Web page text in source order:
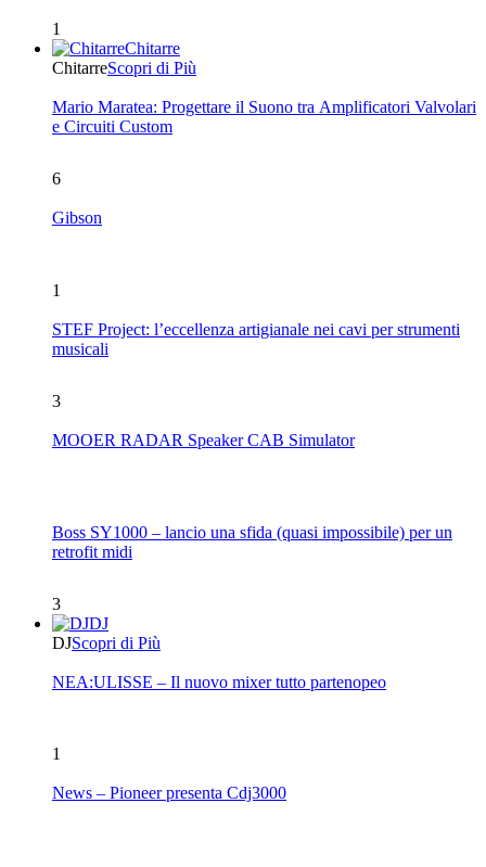
1
Chitarre
ChitarreScopri di Più
Mario Maratea: Progettare il Suono tra Amplificatori Valvolari
e Circuiti Custom
6
Gibson
1
STEF Project: l’eccellenza artigianale nei cavi per strumenti
musicali
3
MOOER RADAR Speaker CAB Simulator
Boss SY1000 – lancio una sfida (quasi impossibile) per un
retrofit midi
3
DJ
DJScopri di Più
NEA:ULISSE – Il nuovo mixer tutto partenopeo
1
News – Pioneer presenta Cdj3000